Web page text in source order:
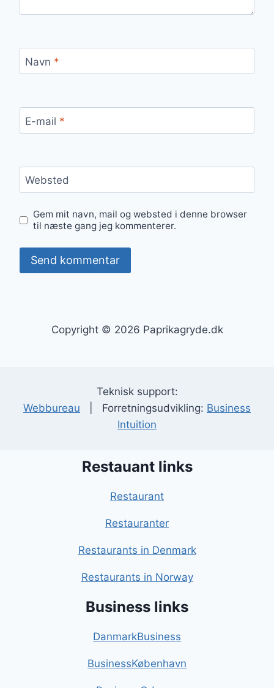
Navn *
E-mail *
Websted
Gem mit navn, mail og websted i denne browser
til næste gang jeg kommenterer.
Copyright © 2026 Paprikagryde.dk
Teknisk support:
Webbureau | Forretningsudvikling: Business
Intuition
Restauant links
Restaurant
Restauranter
Restaurants in Denmark
Restaurants in Norway
Business links
DanmarkBusiness
BusinessKøbenhavn